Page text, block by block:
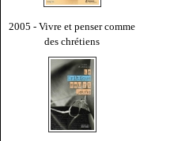
2005 - Vivre et penser comme
des chrétiens